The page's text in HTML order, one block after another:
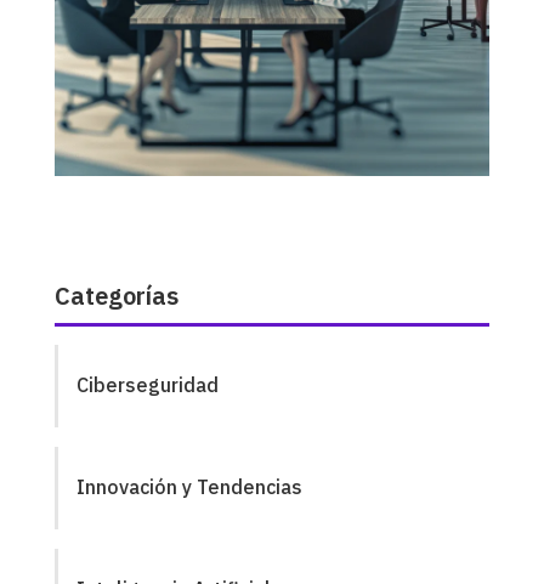
Categorías
Ciberseguridad
Innovación y Tendencias